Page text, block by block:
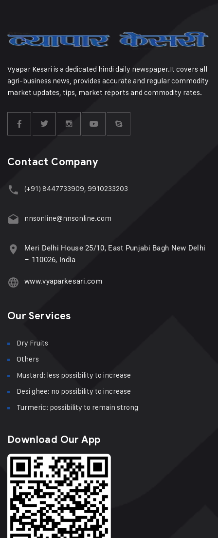
Vyapar Kesari is a dedicated hindi daily newspaper.It covers all
agri-business news, provides accurate and regular commodity
market updates, tips, market reports and commodity rates.
Contact Company
(+91) 8447733909, 9910233203
nnsonline@nnsonline.com
Meri Delhi House 25/10, East Punjabi Bagh New Delhi
– 110026, India
www.vyaparkesari.com
Our Services
Dry Fruits
Others
Mustard: less possibility to increase
Desi ghee: no possibility to increase
Turmeric: possibility to remain strong
Download Our App